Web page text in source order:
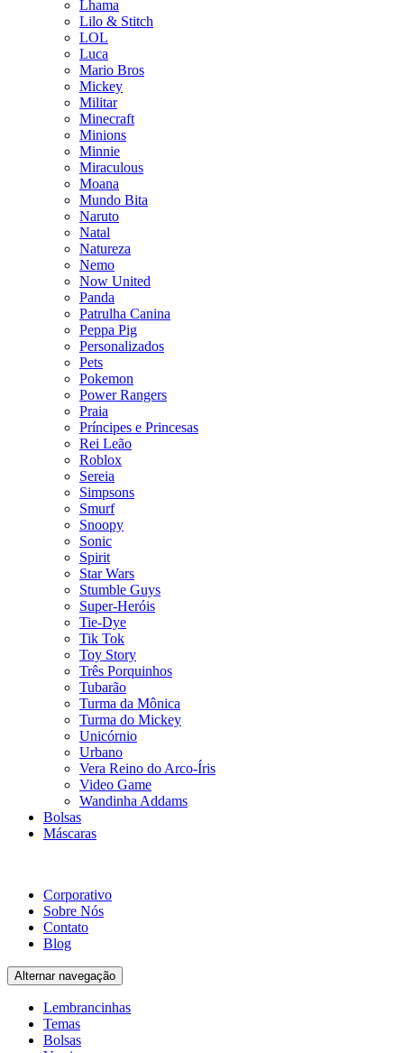
Lhama
Lilo & Stitch
LOL
Luca
Mario Bros
Mickey
Militar
Minecraft
Minions
Minnie
Miraculous
Moana
Mundo Bita
Naruto
Natal
Natureza
Nemo
Now United
Panda
Patrulha Canina
Peppa Pig
Personalizados
Pets
Pokemon
Power Rangers
Praia
Príncipes e Princesas
Rei Leão
Roblox
Sereia
Simpsons
Smurf
Snoopy
Sonic
Spirit
Star Wars
Stumble Guys
Super-Heróis
Tie-Dye
Tik Tok
Toy Story
Três Porquinhos
Tubarão
Turma da Mônica
Turma do Mickey
Unicórnio
Urbano
Vera Reino do Arco-Íris
Video Game
Wandinha Addams
Bolsas
Máscaras
Corporativo
Sobre Nós
Contato
Blog
Alternar navegação
Lembrancinhas
Temas
Bolsas